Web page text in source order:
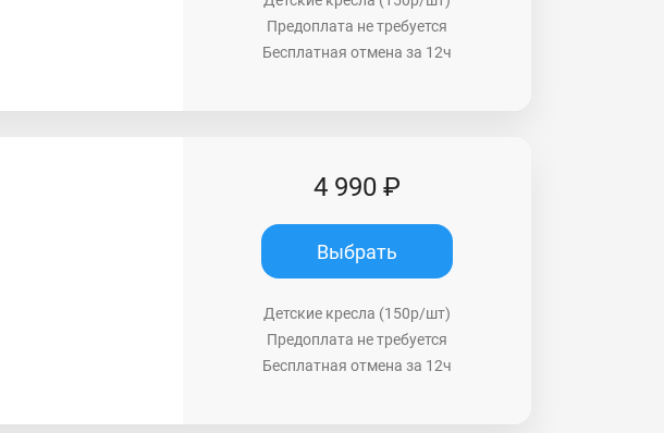
Предоплата не требуется
Бесплатная отмена за 12ч
4 990 ₽
Выбрать
Детские кресла (150р/шт)
Предоплата не требуется
Бесплатная отмена за 12ч